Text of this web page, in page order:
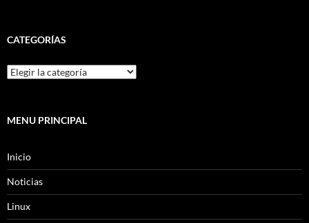
CATEGORÍAS
MENU PRINCIPAL
Inicio
Noticias
Linux